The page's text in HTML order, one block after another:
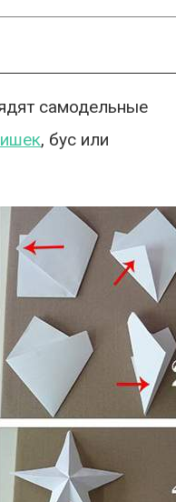
самодельные
, бус или